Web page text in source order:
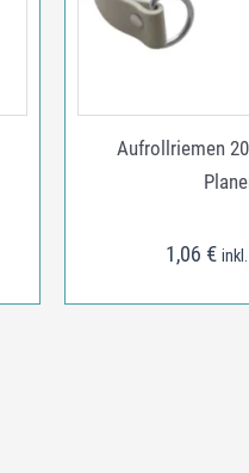
Aufrollriemen
1,06 €